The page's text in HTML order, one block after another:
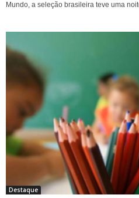
Mundo, a seleção brasileira teve uma
Destaque